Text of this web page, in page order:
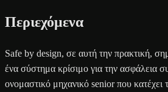
Περιεχόμενα
Safe by design, σε αυτή την πρακτική,
ένα σύστημα κρίσιμο για την ασφάλεια
ονομαστικό μηχανικό senior που κατέχει